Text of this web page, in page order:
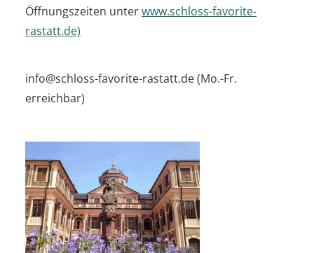
Öffnungszeiten unterwww.schloss-favorite-
rastatt.de)
info@schloss-favorite-rastatt.de (Mo.-Fr.
erreichbar)